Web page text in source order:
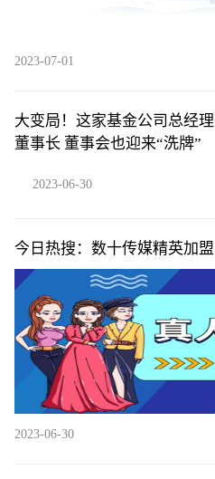
2023-07-01
大变局！这家基金公司总经
董事长 董事会也迎来“洗牌”
2023-06-30
今日热搜：数十传媒精英加
2023-06-30